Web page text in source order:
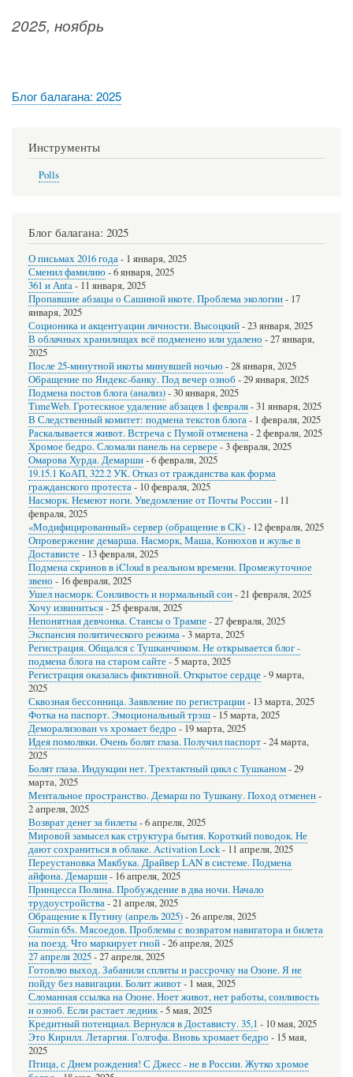
2025, ноябрь
Блог балагана: 2025
Инструменты
Polls
Блог балагана: 2025
О письмах 2016 года- 1 января, 2025
Сменил фамилию-6 января, 2025
361 и Аnta- 11 января, 2025
Пропавшие абзацы о Сашиной икоте. Проблема экологии- 17
января, 2025
Соционика и акцентуации личности. Высоцкий-23 января, 2025
В облачных хранилищах всё подменено или удалено -27 января,
2025
После 25-минутной икоты минувшей ночью-28 января, 2025
Обращение по Яндекс-банку. Под вечер озноб -29 января, 2025
Подмена постов блога (анализ)-30 января, 2025
TimeWeb. Гротескное удаление абзацев 1 февраля-31 января, 2025
В Следственный комитет: подмена текстов блога- 1 февраля, 2025
Раскалывается живот. Встреча с Пумой отменена-2 февраля, 2025
Хромое бедро. Сломали панель на сервере-3 февраля, 2025
Омарова Хурда. Демарши-6 февраля, 2025
19.15.1 КоАП, 322.2 УК. Отказ от гражданства как форма
гражданского протеста- 10 февраля, 2025
Насморк. Немеют ноги. Уведомление от Почты России- 11
февраля, 2025
«Модифицированный» сервер (обращение в СК)- 12 февраля, 2025
Опровержение демарша. Насморк, Маша, Конюхов и жулье в
Достависте- 13 февраля, 2025
Подмена скринов в iCloud в реальном времени. Промежуточное
звено - 16 февраля, 2025
Ушел насморк. Сонливость и нормальный сон-21 февраля, 2025
Хочу извиниться-25 февраля, 2025
Непонятная девчонка. Стансы о Трампе-27 февраля, 2025
Экспансия политического режима-3 марта, 2025
Регистрация. Общался с Тушканчиком. Не открывается блог -
подмена блога на старом сайте-5 марта, 2025
Регистрация оказалась фиктивной. Открытое сердце-9 марта,
2025
Сквозная бессонница. Заявление по регистрации- 13 марта, 2025
Фотка на паспорт. Эмоциональный трэш- 15 марта, 2025
Деморализован vs хромает бедро - 19 марта, 2025
Идея помолвки. Очень болят глаза. Получил паспорт-24 марта,
2025
Болят глаза. Индукции нет. Трехтактный цикл с Тушканом-29
марта, 2025
Ментальное пространство. Демарш по Тушкану. Поход отменен-
2 апреля, 2025
Возврат денег за билеты-6 апреля, 2025
Мировой замысел как структура бытия. Короткий поводок. Не
дают сохраниться в облаке. Activation Lock- 11 апреля, 2025
Переустановка Макбука. Драйвер LAN в системе. Подмена
айфона. Демарши- 16 апреля, 2025
Принцесса Полина. Пробуждение в два ночи. Начало
трудоустройства-21 апреля, 2025
Обращение к Путину (апрель 2025)-26 апреля, 2025
Garmin 65s. Мясоедов. Проблемы с возвратом навигатора и билета
на поезд. Что маркирует гной-26 апреля, 2025
27 апреля 2025-27 апреля, 2025
Готовлю выход. Забанили сплиты и рассрочку на Озоне. Я не
пойду без навигации. Болит живот- 1 мая, 2025
Сломанная ссылка на Озоне. Ноет живот, нет работы, сонливость
и озноб. Если растает ледник-5 мая, 2025
Кредитный потенциал. Вернулся в Достависту. 35,1 - 10 мая, 2025
Это Кирилл. Летаргия. Голгофа. Вновь хромает бедро - 15 мая,
2025
Птица, с Днем рождения! С Джесс - не в России. Жутко хромое